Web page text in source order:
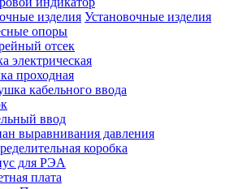
Установочные изделия
опоры
отсек
электрическая
проходная
кабельного ввода
ввод
выравнивания давления
коробка
для РЭА
плата